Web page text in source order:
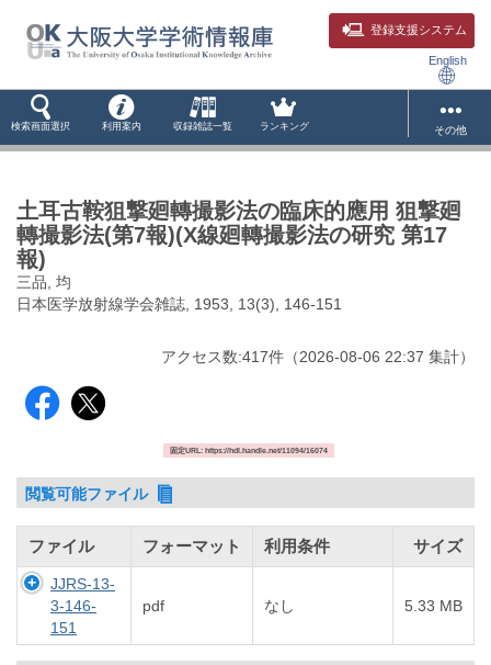
登録支援システム
English
検索画面選択 利用案内 収録雑誌一覧 ランキング その他
土耳古鞍狙撃廻轉撮影法の臨床的應用 狙撃廻
轉撮影法(第7報)(X線廻轉撮影法の研究 第17
報)
三品, 均
日本医学放射線学会雑誌, 1953, 13(3), 146-151
アクセス数:417件 （2026-08-06 22:37 集計）
固定URL: https://hdl.handle.net/11094/16074
閲覧可能ファイル
ファイル フォーマット 利用条件 サイズ
JJRS-13-
3-146-
151
pdf なし 5.33 MB